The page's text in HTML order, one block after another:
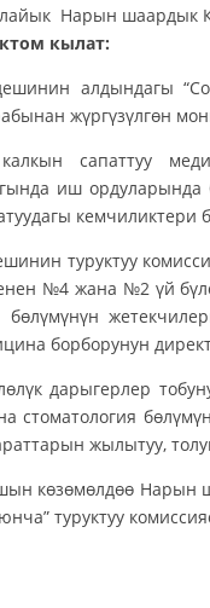
Нарын шаардык
кылат:
алдындагы
жүргүзүлгөн
сапаттуу
иш ордуларында
кемчиликтери
туруктуу
№4 жана №2 үй
бөлүмүнүн
борборунун
дарыгерлер
стоматология
жылытуу,
көзөмөлдөө Нарын
туруктуу